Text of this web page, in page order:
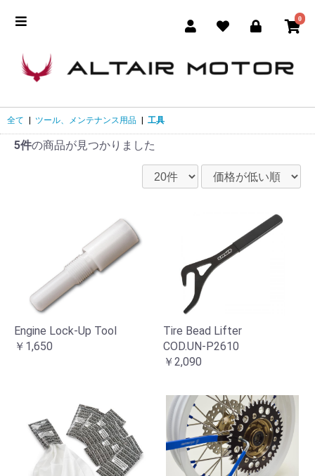
0
全て ツール、メンテナンス用品 工具
5件の商品が見つかりました
Engine Lock-Up Tool
￥1,650
Tire Bead Lifter
COD.UN-P2610
￥2,090